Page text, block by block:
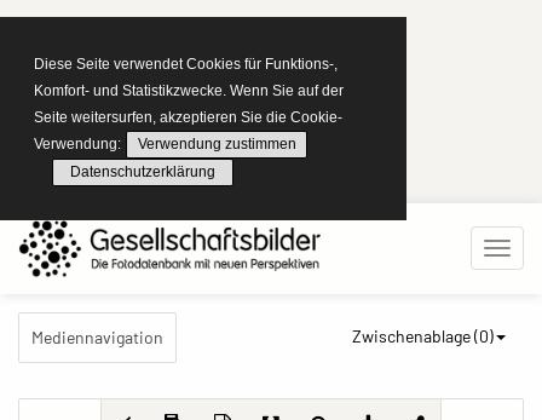
Diese Seite verwendet Cookies für Funktions-,
Komfort- und Statistikzwecke. Wenn Sie auf der
Seite weitersurfen, akzeptieren Sie die Cookie-
Verwendung:
Verwendung zustimmen
Datenschutzerklärung
Mediennavigation Zwischenablage (0)